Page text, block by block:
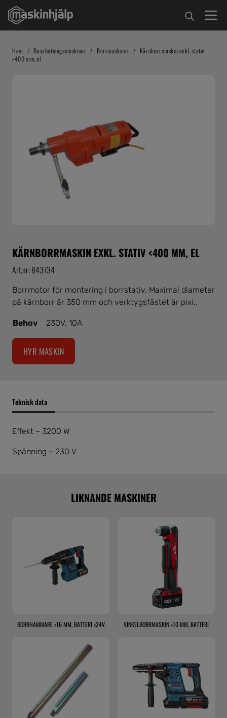
Hem / Bearbetningsmaskiner / Borrmaskiner / Kärnborrmaskin exkl. stativ
<400 mm, el
KÄRNBORRMASKIN EXKL. STATIV <400 MM, EL
Art.nr: 843734
Borrmotor för montering i borrstativ. Maximal diameter
på kärnborr är 350 mm och verktygsfästet är pixi..
Behov 230V, 10A
HYR MASKIN
Teknisk data
Effekt – 3200 W
Spänning – 230 V
LIKNANDE MASKINER
BORRHAMMARE <16 MM, BATTERI <24V VINKELBORRMASKIN <10 MM, BATTERI